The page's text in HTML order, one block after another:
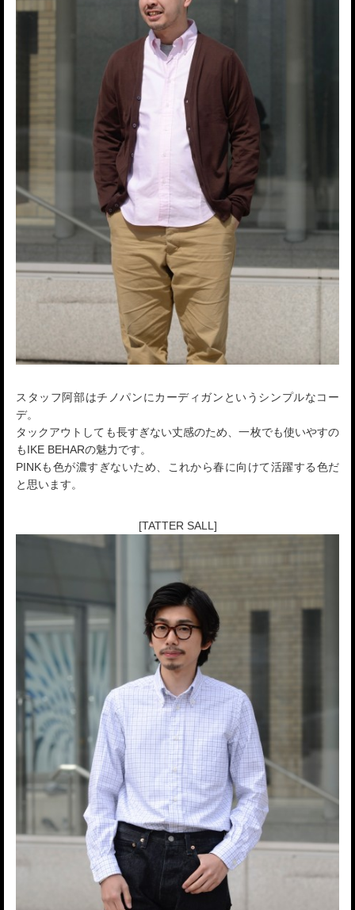
スタッフ阿部はチノパンにカーディガンというシンプルなコー
デ。
タックアウトしても長すぎない丈感のため、一枚でも使いやすの
もIKE BEHARの魅力です。
PINKも色が濃すぎないため、これから春に向けて活躍する色だ
と思います。
[TATTER SALL]